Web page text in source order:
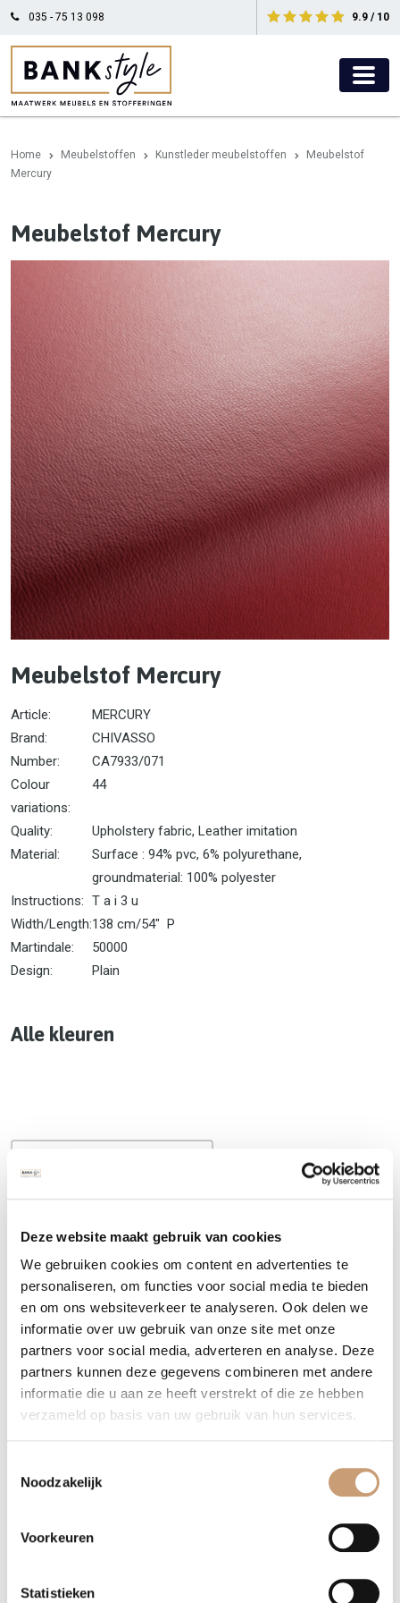
Deze website maakt gebruik van cookies
We gebruiken cookies om content en advertenties te
personaliseren, om functies voor social media te bieden
en om ons websiteverkeer te analyseren. Ook delen we
informatie over uw gebruik van onze site met onze
partners voor social media, adverteren en analyse. Deze
partners kunnen deze gegevens combineren met andere
informatie die u aan ze heeft verstrekt of die ze hebben
verzameld op basis van uw gebruik van hun services.
Noodzakelijk
Voorkeuren
Statistieken
035 - 75 13 098 9.9 / 10
Home Meubelstoffen Kunstleder meubelstoffen
Meubelstof
Mercury
Meubelstof Mercury
Meubelstof Mercury
Article:
MERCURY
Brand:
CHIVASSO
Number:
CA7933/071
Colour
variations:
44
Quality:
Upholstery fabric, Leather imitation
Material:
Surface : 94% pvc, 6% polyurethane,
groundmaterial: 100% polyester
Instructions: T a i 3 u
Width/Length:138 cm/54" P
Martindale:
50000
Design:
Plain
Alle kleuren
Meubelstoffen
Velours meubelstoffen
Polyester meubelstoffen
Linnen-katoen meubelstoffen
Skai meubelstoffen